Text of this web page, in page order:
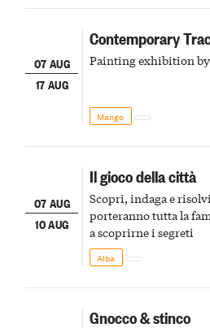
07 AUG
17 AUG
Contemporary
Painting exhibition
Mango
07 AUG
10 AUG
Il gioco della città
Scopri, indaga e
porteranno tutta la
a scoprirne i segreti
Alba
Gnocco & stinco